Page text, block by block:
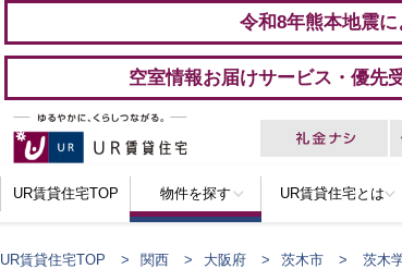
令和8年熊本地震
空室情報お届けサービス・優先
UR賃貸住宅TOP 物件を探す UR賃貸住宅とは
UR賃貸住宅TOP 関西 大阪府 茨木市 茨木